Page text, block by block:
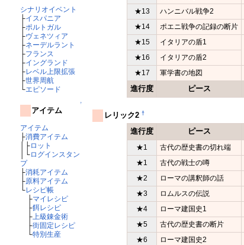
シナリオイベント
├イスパニア
├ポルトガル
├ヴェネツィア
├ネーデルラント
├フランス
├イングランド
├レベル上限拡張
├世界周航
└エピソード
↑
アイテム
アイテム
├消費アイテム
│├ロット
│└ログインスタン
プ
├消耗アイテム
├原料アイテム
└レシピ帳
├マイレシピ
├餌レシピ
├上級錬金術
├街固定レシピ
└特別生産
進行度 ピース
★13
ハンニバル戦争2
★14
ポエニ戦争の記録の断片
★15
イタリアの盾1
★16
イタリアの盾2
★17
軍学書の地図
レリック2 †
進行度 ピース
★1
古代の歴史書の切れ端
★1
古代の戦士の噂
★2
ローマの講釈師の話
★3
ロムルスの伝説
★4
ローマ建国史1
★5
古代の歴史書の断片
★6
ローマ建国史2